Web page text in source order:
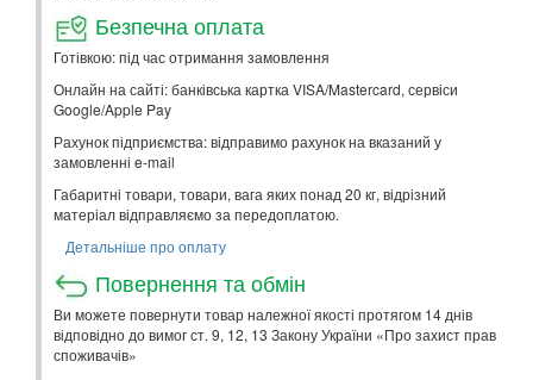
Безпечна оплата
Готівкою: під час отримання замовлення
Онлайн на сайті: банківська картка VISA/Mastercard, сервіси
Google/Apple Pay
Рахунок підприємства: відправимо рахунок на вказаний у
замовленні e-mail
Габаритні товари, товари, вага яких понад 20 кг, відрізний
матеріал відправляємо за передоплатою.
Детальніше про оплату
Повернення та обмін
Ви можете повернути товар належної якості протягом 14 днів
відповідно до вимог ст. 9, 12, 13 Закону України «Про захист прав
споживачів»